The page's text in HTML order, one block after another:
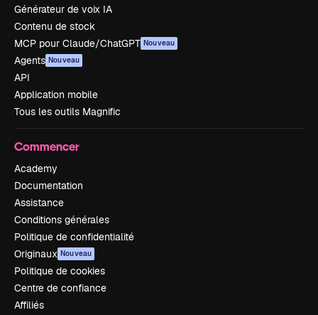
Générateur de voix IA
Contenu de stock
MCP pour Claude/ChatGPT Nouveau
Agents Nouveau
API
Application mobile
Tous les outils Magnific
Commencer
Academy
Documentation
Assistance
Conditions générales
Politique de confidentialité
Originaux Nouveau
Politique de cookies
Centre de confiance
Affiliés